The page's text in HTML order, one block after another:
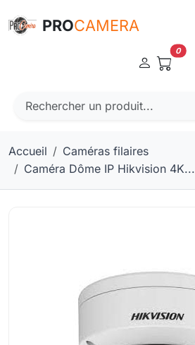
PROCAMERA
0
Accueil
Caméras filaires
Caméra Dôme IP Hikvision 4K...